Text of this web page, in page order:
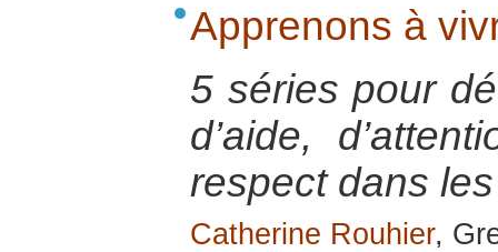
Apprenons à
5 séries pour
d’aide,
respect dans
Catherine Rouhier,